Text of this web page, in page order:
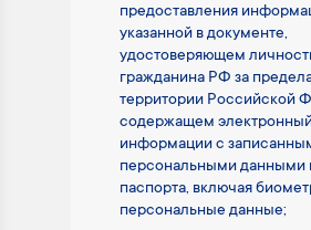
предоставления
указанной в документе,
удостоверяющем
гражданина РФ за
территории Российской
содержащем
информации с
персональными данными
паспорта, включая
персональные данные;